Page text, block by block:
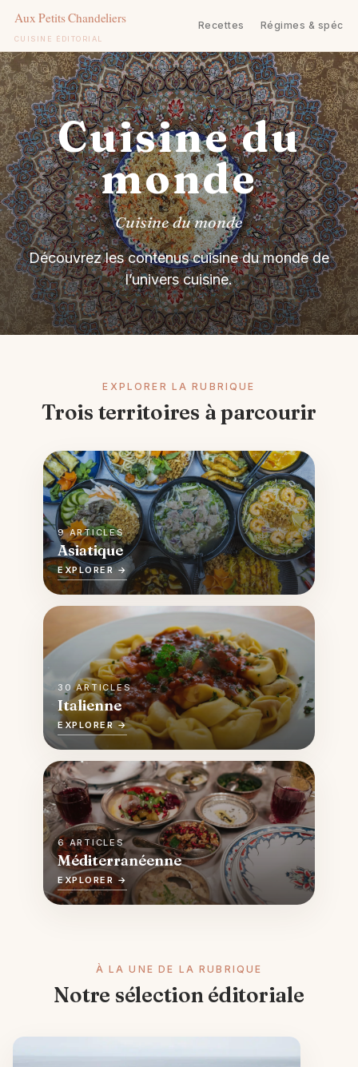
CUISINE ÉDITORIAL
Recettes Régimes &
Aller
au
contenu
Cuisine du
monde
Cuisine du monde
Découvrez les contenus cuisine du monde de
l’univers cuisine.
EXPLORER LA RUBRIQUE
Trois territoires à parcourir
9 ARTICLES
Asiatique
EXPLORER →
30 ARTICLES
Italienne
EXPLORER →
6 ARTICLES
Méditerranéenne
EXPLORER →
À LA UNE DE LA RUBRIQUE
Notre sélection éditoriale